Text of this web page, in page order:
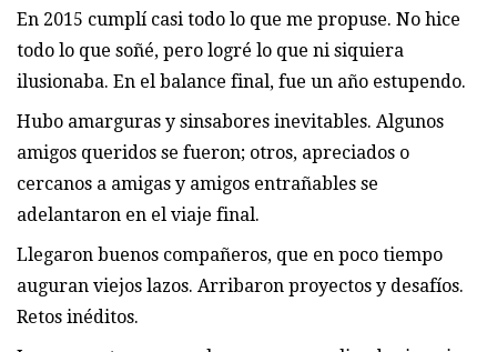
En 2015 cumplí casi todo lo que me propuse. No hice
todo lo que soñé, pero logré lo que ni siquiera
ilusionaba. En el balance final, fue un año estupendo.
Hubo amarguras y sinsabores inevitables. Algunos
amigos queridos se fueron; otros, apreciados o
cercanos a amigas y amigos entrañables se
adelantaron en el viaje final.
Llegaron buenos compañeros, que en poco tiempo
auguran viejos lazos. Arribaron proyectos y desafíos.
Retos inéditos.